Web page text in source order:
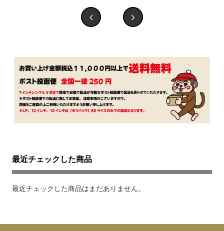
最近チェックした商品
最近チェックした商品はまだありません。